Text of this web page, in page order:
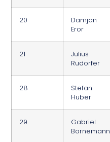
20
Damjan
Eror
21
Julius
Rudorfer
28
Stefan
Huber
29
Gabriel
Bornemann